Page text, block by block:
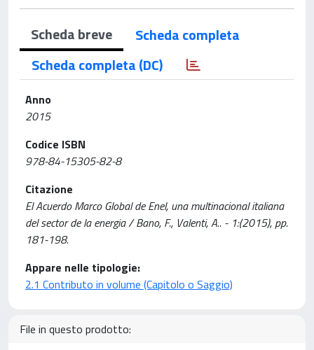
Scheda breve
Scheda completa
Scheda completa (DC)
Anno
2015
Codice ISBN
978-84-15305-82-8
Citazione
El Acuerdo Marco Global de Enel, una multinacional italiana
del sector de la energia / Bano, F., Valenti, A.. - 1:(2015), pp.
181-198.
Appare nelle tipologie:
2.1 Contributo in volume (Capitolo o Saggio)
File in questo prodotto: